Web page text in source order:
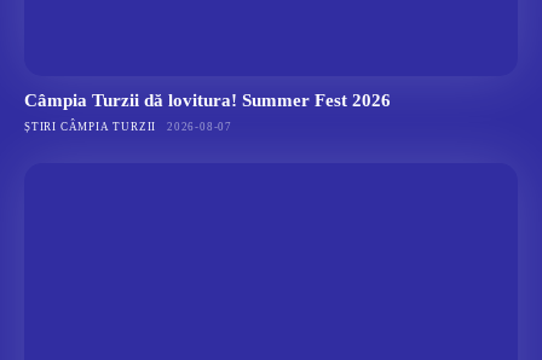
Câmpia Turzii dă lovitura! Summer Fest 2026
ȘTIRI CÂMPIA TURZII 2026-08-07